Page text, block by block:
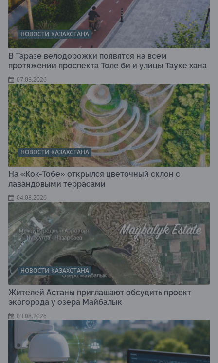
НОВОСТИ КАЗАХСТАНА
В Таразе велодорожки появятся на всем
протяжении проспекта Толе би и улицы Тауке хана
07.08.2026
НОВОСТИ КАЗАХСТАНА
На «Кок-Тобе» открылся цветочный склон с
лавандовыми террасами
04.08.2026
НОВОСТИ КАЗАХСТАНА
Жителей Астаны приглашают обсудить проект
экогорода у озера Майбалык
03.08.2026